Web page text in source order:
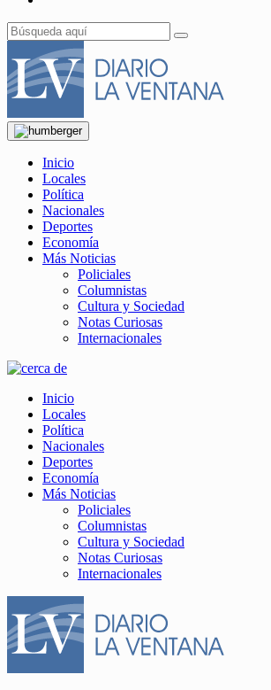
Inicio
Locales
Política
Nacionales
Deportes
Economía
Más Noticias
Policiales
Columnistas
Cultura y Sociedad
Notas Curiosas
Internacionales
Inicio
Locales
Política
Nacionales
Deportes
Economía
Más Noticias
Policiales
Columnistas
Cultura y Sociedad
Notas Curiosas
Internacionales